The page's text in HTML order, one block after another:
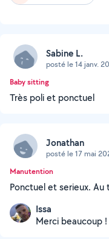
Sabine L.
posté le 14 janv.
Baby sitting
Très poli et ponctuel
Jonathan
posté le 17 mai
Manutention
Ponctuel et serieux. Au
Issa
Merci beaucoup !